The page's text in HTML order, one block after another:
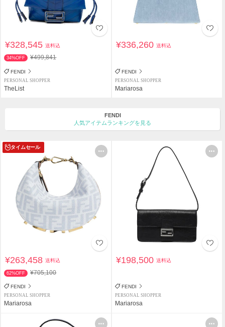
¥328,545送料込
34%OFF ¥499,841
FENDI
PERSONAL SHOPPER
TheList
¥336,260送料込
FENDI
PERSONAL SHOPPER
Mariarosa
FENDI
人気アイテムランキングを見る
タイムセール
¥263,458送料込
62%OFF ¥705,100
FENDI
PERSONAL SHOPPER
Mariarosa
¥198,500送料込
FENDI
PERSONAL SHOPPER
Mariarosa